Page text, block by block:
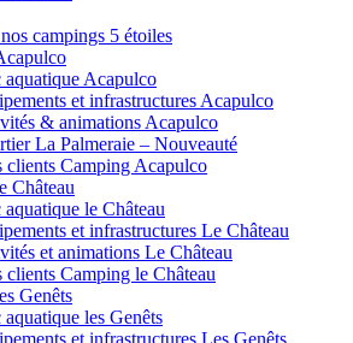
campings 5 étoiles
aquatique Acapulco
et infrastructures Acapulco
& animations Acapulco
La Palmeraie – Nouveauté
clients Camping Acapulco
Château
aquatique le Château
et infrastructures Le Château
et animations Le Château
clients Camping le Château
Genêts
aquatique les Genêts
et infrastructures Les Genêts